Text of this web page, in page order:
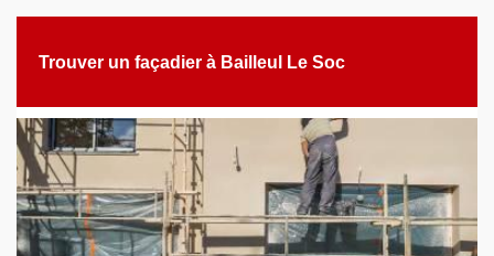
Trouver un façadier à Bailleul Le Soc